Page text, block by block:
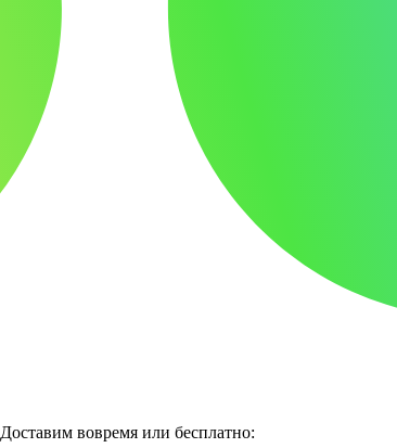
Доставим вовремя или бесплатно: